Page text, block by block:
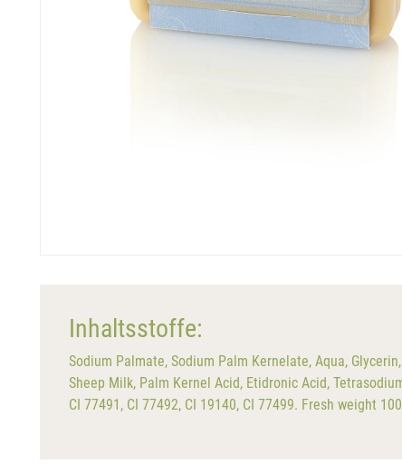
Inhaltsstoffe:
Sodium Palmate, Sodium Palm Kernelate, Aqua,
Sheep Milk, Palm Kernel Acid, Etidronic Acid,
CI 77491, CI 77492, CI 19140, CI 77499. Fresh weight